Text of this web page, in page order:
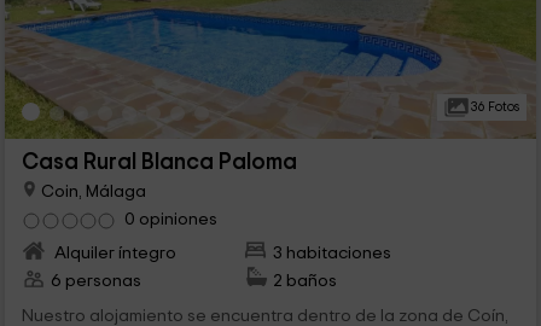
36 Fotos
Casa Rural Blanca Paloma
Coin, Málaga
0 opiniones
Alquiler íntegro
3 habitaciones
6 personas
2 baños
Nuestro alojamiento se encuentra dentro de la zona de Coín,